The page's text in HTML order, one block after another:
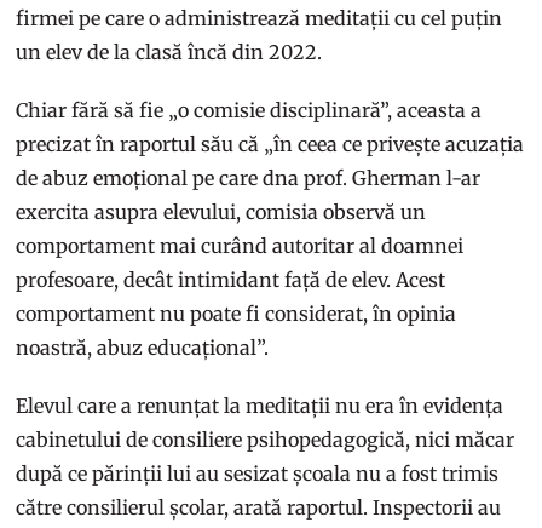
firmei pe care o administrează meditații cu cel puțin
un elev de la clasă încă din 2022.
Chiar fără să fie „o comisie disciplinară”, aceasta a
precizat în raportul său că „în ceea ce privește acuzația
de abuz emoțional pe care dna prof. Gherman l-ar
exercita asupra elevului, comisia observă un
comportament mai curând autoritar al doamnei
profesoare, decât intimidant față de elev. Acest
comportament nu poate fi considerat, în opinia
noastră, abuz educațional”.
Elevul care a renunțat la meditații nu era în evidența
cabinetului de consiliere psihopedagogică, nici măcar
după ce părinții lui au sesizat școala nu a fost trimis
către consilierul școlar, arată raportul. Inspectorii au